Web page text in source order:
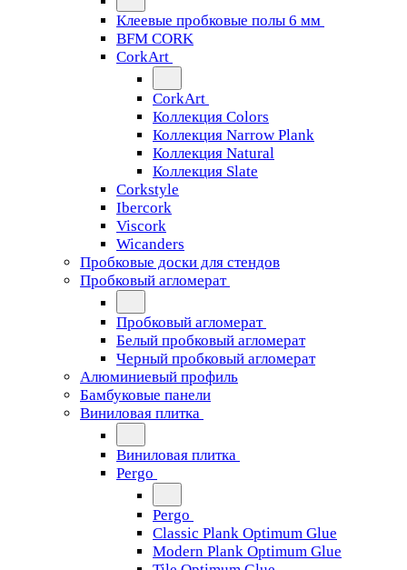
Клеевые пробковые полы 6 мм
BFM CORK
CorkArt
CorkArt
Коллекция Colors
Коллекция Narrow Plank
Коллекция Natural
Коллекция Slate
Corkstyle
Ibercork
Viscork
Wicanders
Пробковые доски для стендов
Пробковый агломерат
Пробковый агломерат
Белый пробковый агломерат
Черный пробковый агломерат
Алюминиевый профиль
Бамбуковые панели
Виниловая плитка
Виниловая плитка
Pergo
Pergo
Classic Plank Optimum Glue
Modern Plank Optimum Glue